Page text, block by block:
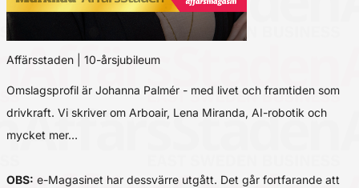
Affärsstaden | 10-årsjubileum
Omslagsprofil är Johanna Palmér - med livet och framtiden som
drivkraft. Vi skriver om Arboair, Lena Miranda, AI-robotik och
mycket mer…
OBS: e-Magasinet har dessvärre utgått. Det går fortfarande att